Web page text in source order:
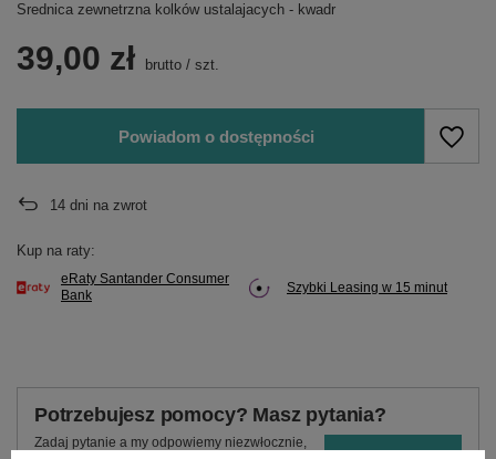
Srednica zewnetrzna kolków ustalajacych - kwadr
39,00 zł brutto / szt.
Powiadom o dostępności
14 dni na zwrot
Kup na raty:
eRaty Santander Consumer
Bank
Szybki Leasing w 15 minut
Potrzebujesz pomocy? Masz pytania?
Zadaj pytanie a my odpowiemy niezwłocznie,